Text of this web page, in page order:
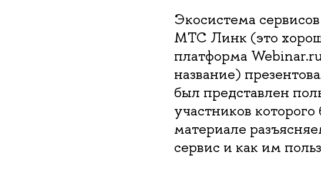
Экосистема
МТС Линк (это
платформа
название)
был представлен
участников
материале
сервис и как им